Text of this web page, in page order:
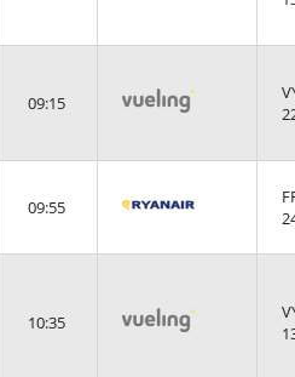
09:15
09:55
10:35